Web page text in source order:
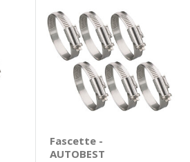
Fascette -
AUTOBEST